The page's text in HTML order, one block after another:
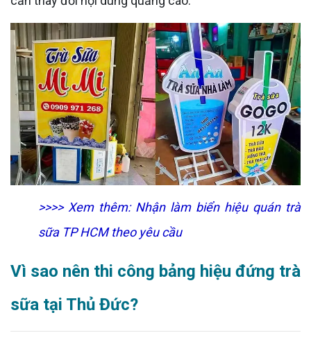
>>>> Xem thêm: Nhận làm biển hiệu quán trà
sữa TP HCM theo yêu cầu
Vì sao nên thi công bảng hiệu đứng trà
sữa tại Thủ Đức?